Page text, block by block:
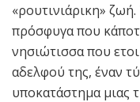
«ρουτινιάρικη»
πρόσφυγα που
νησιώτισσα που
αδελφού της, έναν
υποκατάστημα μιας